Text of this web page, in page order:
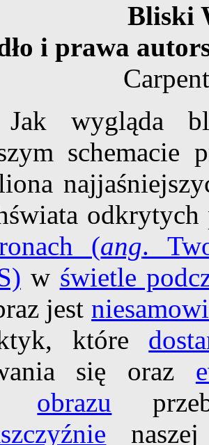
Bliski
i prawa
Jak wygląda
schemacie
(ang.
w świetle
jest
które
się oraz
obrazu